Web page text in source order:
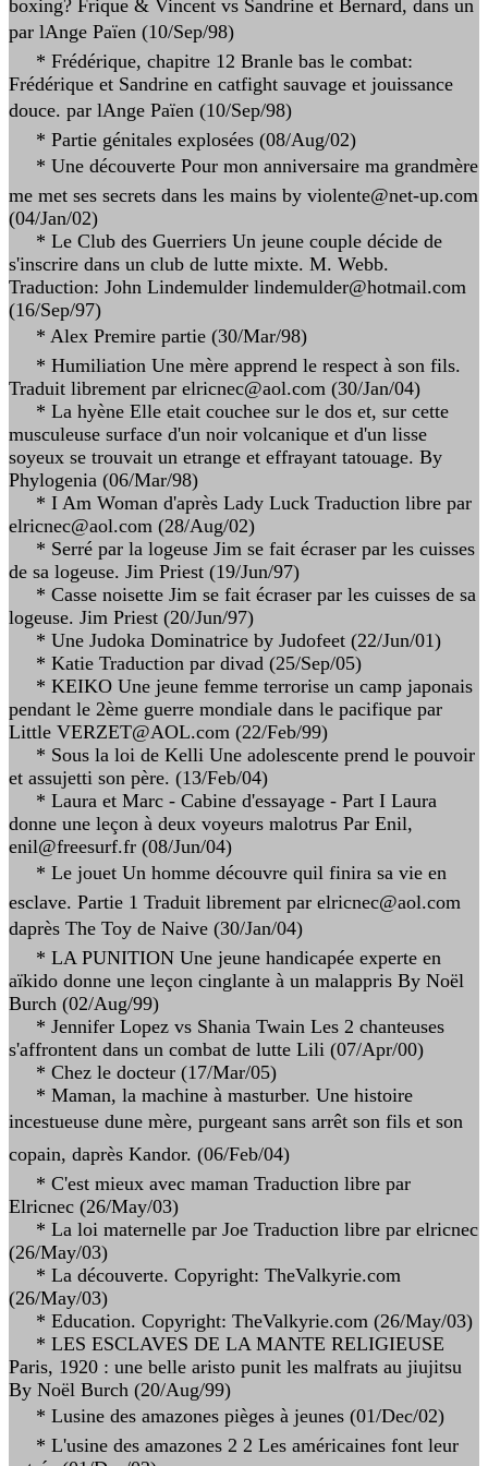
boxing? Frique & Vincent vs Sandrine et Bernard, dans un
par lAnge Païen (10/Sep/98)
* Frédérique, chapitre 12 Branle bas le combat:
Frédérique et Sandrine en catfight sauvage et jouissance
douce. par lAnge Païen (10/Sep/98)
* Partie génitales explosées (08/Aug/02)
* Une découverte Pour mon anniversaire ma grandmère
me met ses secrets dans les mains by violente@net-up.com
(04/Jan/02)
* Le Club des Guerriers Un jeune couple décide de
s'inscrire dans un club de lutte mixte. M. Webb.
Traduction: John Lindemulder lindemulder@hotmail.com
(16/Sep/97)
* Alex Premire partie (30/Mar/98)
* Humiliation Une mère apprend le respect à son fils.
Traduit librement par elricnec@aol.com (30/Jan/04)
* La hyène Elle etait couchee sur le dos et, sur cette
musculeuse surface d'un noir volcanique et d'un lisse
soyeux se trouvait un etrange et effrayant tatouage. By
Phylogenia (06/Mar/98)
* I Am Woman d'après Lady Luck Traduction libre par
elricnec@aol.com (28/Aug/02)
* Serré par la logeuse Jim se fait écraser par les cuisses
de sa logeuse. Jim Priest (19/Jun/97)
* Casse noisette Jim se fait écraser par les cuisses de sa
logeuse. Jim Priest (20/Jun/97)
* Une Judoka Dominatrice by Judofeet (22/Jun/01)
* Katie Traduction par divad (25/Sep/05)
* KEIKO Une jeune femme terrorise un camp japonais
pendant le 2ème guerre mondiale dans le pacifique par
Little VERZET@AOL.com (22/Feb/99)
* Sous la loi de Kelli Une adolescente prend le pouvoir
et assujetti son père. (13/Feb/04)
* Laura et Marc - Cabine d'essayage - Part I Laura
donne une leçon à deux voyeurs malotrus Par Enil,
enil@freesurf.fr (08/Jun/04)
* Le jouet Un homme découvre quil finira sa vie en
esclave. Partie 1 Traduit librement par elricnec@aol.com
daprès The Toy de Naive (30/Jan/04)
* LA PUNITION Une jeune handicapée experte en
aïkido donne une leçon cinglante à un malappris By Noël
Burch (02/Aug/99)
* Jennifer Lopez vs Shania Twain Les 2 chanteuses
s'affrontent dans un combat de lutte Lili (07/Apr/00)
* Chez le docteur (17/Mar/05)
* Maman, la machine à masturber. Une histoire
incestueuse dune mère, purgeant sans arrêt son fils et son
copain, daprès Kandor. (06/Feb/04)
* C'est mieux avec maman Traduction libre par
Elricnec (26/May/03)
* La loi maternelle par Joe Traduction libre par elricnec
(26/May/03)
* La découverte. Copyright: TheValkyrie.com
(26/May/03)
* Education. Copyright: TheValkyrie.com (26/May/03)
* LES ESCLAVES DE LA MANTE RELIGIEUSE
Paris, 1920 : une belle aristo punit les malfrats au jiujitsu
By Noël Burch (20/Aug/99)
* Lusine des amazones pièges à jeunes (01/Dec/02)
* L'usine des amazones 2 2 Les américaines font leur